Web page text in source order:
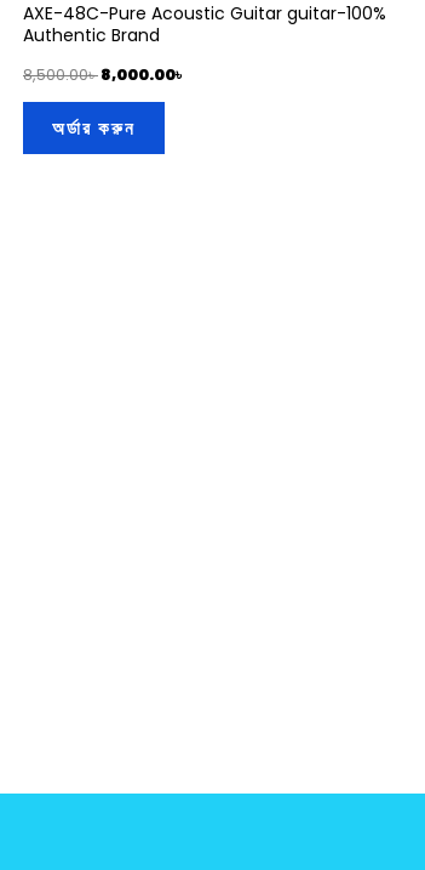
AXE-48C-Pure Acoustic Guitar guitar-100%
Authentic Brand
8,500.00৳8,000.00৳
অর্ডার করুন